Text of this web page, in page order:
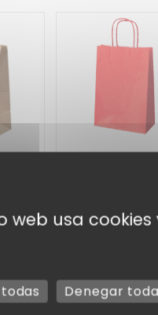
bolsas de
web usa
Denegar